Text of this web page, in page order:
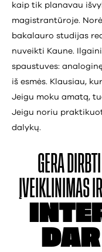
kaip tik planavau
magistrantūroje.
bakalauro studijas
nuveikti Kaune.
spaustuves:
iš esmės. Klausiau,
Jeigu moku amatą,
Jeigu noriu
dalykų.
GERA
ĮVEIKLINIMAS IR